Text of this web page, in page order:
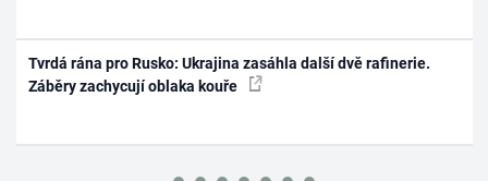
Tvrdá rána pro Rusko: Ukrajina zasáhla další dvě rafinerie.
Záběry zachycují oblaka kouře